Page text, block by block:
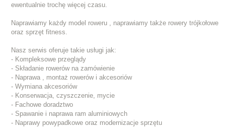
ewentualnie trochę więcej czasu.
Naprawiamy każdy model roweru , naprawiamy także rowery trójkołowe
oraz sprzęt fitness.
Nasz serwis oferuje takie usługi jak:
- Kompleksowe przeglądy
- Składanie rowerów na zamówienie
- Naprawa , montaż rowerów i akcesoriów
- Wymiana akcesoriów
- Konserwacja, czyszczenie, mycie
- Fachowe doradztwo
- Spawanie i naprawa ram aluminiowych
- Naprawy powypadkowe oraz modernizacje sprzętu